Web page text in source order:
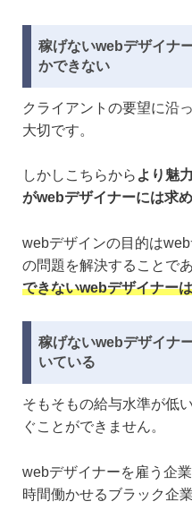
稼げないwebデザイナ
かできない
クライアントの要望に沿
大切です。
しかしこちらから より魅
がwebデザイナーには求
webデザインの目的は
の問題を解決することであ
できないwebデザイナー
稼げないwebデザイナ
いている
そもそもの給与水準が低
ぐことができません。
webデザイナーを雇う企
時間働かせるブラック企